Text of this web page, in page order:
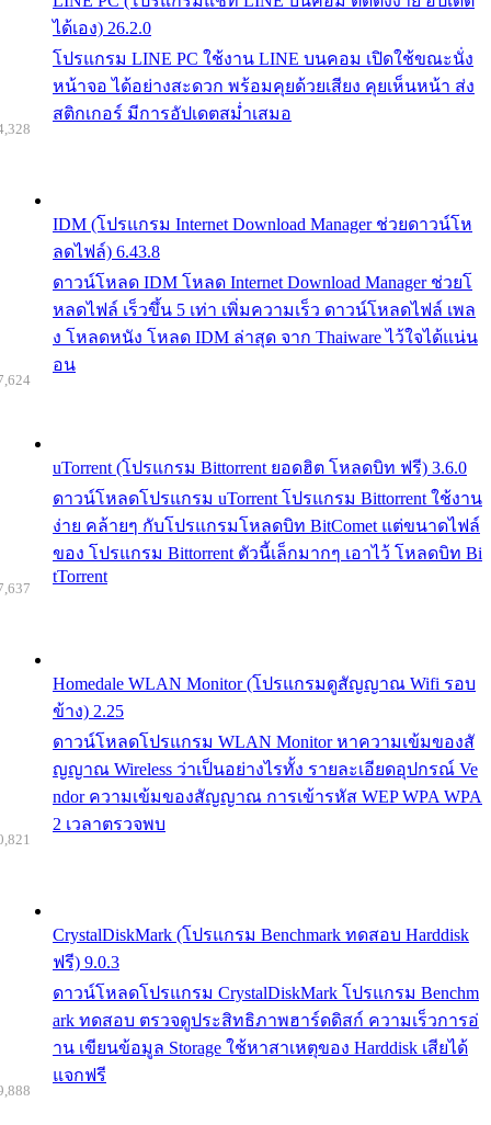
ได้เอง) 26.2.0
โปรแกรม LINE PC ใช้งาน LINE บนคอม เปิดใช้ขณะนั่ง
หน้าจอ ได้อย่างสะดวก พร้อมคุยด้วยเสียง คุยเห็นหน้า ส่ง
สติกเกอร์ มีการอัปเดตสม่ำเสมอ
IDM (โปรแกรม Internet Download Manager ช่วยดาวน์โห
ลดไฟล์) 6.43.8
ดาวน์โหลด IDM โหลด Internet Download Manager ช่วยโ
หลดไฟล์ เร็วขึ้น 5 เท่า เพิ่มความเร็ว ดาวน์โหลดไฟล์ เพล
ง โหลดหนัง โหลด IDM ล่าสุด จาก Thaiware ไว้ใจได้แน่น
อน
uTorrent (โปรแกรม Bittorrent ยอดฮิต โหลดบิท ฟรี) 3.6.0
ดาวน์โหลดโปรแกรม uTorrent โปรแกรม Bittorrent ใช้งาน
ง่าย คล้ายๆ กับโปรแกรมโหลดบิท BitComet แต่ขนาดไฟล์
ของ โปรแกรม Bittorrent ตัวนี้เล็กมากๆ เอาไว้ โหลดบิท Bi
tTorrent
Homedale WLAN Monitor (โปรแกรมดูสัญญาณ Wifi รอบ
ข้าง) 2.25
ดาวน์โหลดโปรแกรม WLAN Monitor หาความเข้มของสั
ญญาณ Wireless ว่าเป็นอย่างไรทั้ง รายละเอียดอุปกรณ์ Ve
ndor ความเข้มของสัญญาณ การเข้ารหัส WEP WPA WPA
2 เวลาตรวจพบ
CrystalDiskMark (โปรแกรม Benchmark ทดสอบ Harddisk
ฟรี) 9.0.3
ดาวน์โหลดโปรแกรม CrystalDiskMark โปรแกรม Benchm
ark ทดสอบ ตรวจดูประสิทธิภาพฮาร์ดดิสก์ ความเร็วการอ่
าน เขียนข้อมูล Storage ใช้หาสาเหตุของ Harddisk เสียได้
แจกฟรี